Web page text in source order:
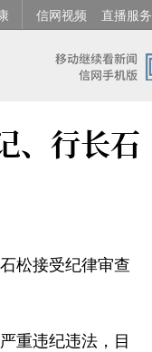
信网视频 直播服务
、行长石
松接受纪律审查
重违纪违法，目